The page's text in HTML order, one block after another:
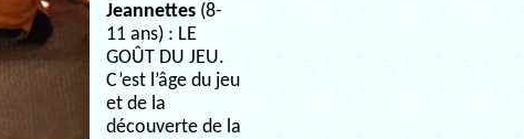
Jeannettes (8-
11 ans) : LE
GOÛT DU JEU.
C’est l’âge du jeu
et de la
découverte de la